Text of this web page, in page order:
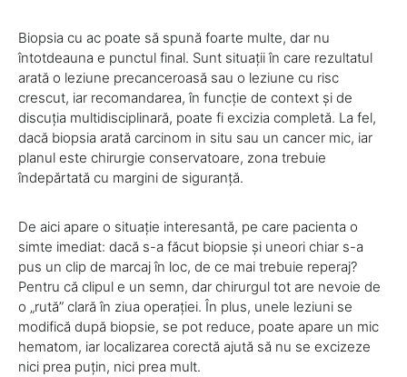
Biopsia cu ac poate să spună foarte multe, dar nu
întotdeauna e punctul final. Sunt situații în care rezultatul
arată o leziune precanceroasă sau o leziune cu risc
crescut, iar recomandarea, în funcție de context și de
discuția multidisciplinară, poate fi excizia completă. La fel,
dacă biopsia arată carcinom in situ sau un cancer mic, iar
planul este chirurgie conservatoare, zona trebuie
îndepărtată cu margini de siguranță.
De aici apare o situație interesantă, pe care pacienta o
simte imediat: dacă s-a făcut biopsie și uneori chiar s-a
pus un clip de marcaj în loc, de ce mai trebuie reperaj?
Pentru că clipul e un semn, dar chirurgul tot are nevoie de
o „rută” clară în ziua operației. În plus, unele leziuni se
modifică după biopsie, se pot reduce, poate apare un mic
hematom, iar localizarea corectă ajută să nu se excizeze
nici prea puțin, nici prea mult.